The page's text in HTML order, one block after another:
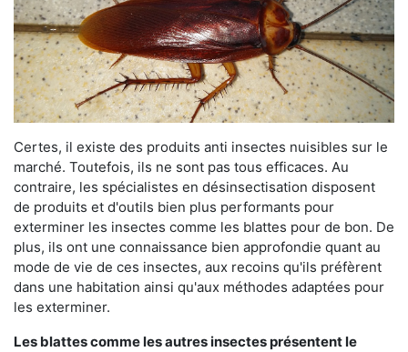
Certes, il existe des produits anti insectes nuisibles sur le
marché. Toutefois, ils ne sont pas tous efficaces. Au
contraire, les spécialistes en désinsectisation disposent
de produits et d'outils bien plus performants pour
exterminer les insectes comme les blattes pour de bon. De
plus, ils ont une connaissance bien approfondie quant au
mode de vie de ces insectes, aux recoins qu'ils préfèrent
dans une habitation ainsi qu'aux méthodes adaptées pour
les exterminer.
Les blattes comme les autres insectes présentent le